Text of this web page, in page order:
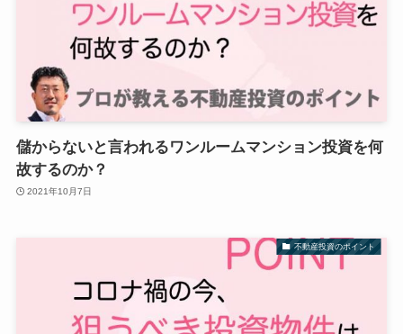
儲からないと言われるワンルームマンション投資を何
故するのか？
2021年10月7日
不動産投資のポイント